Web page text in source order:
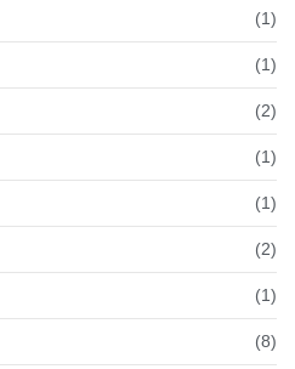
(1)
(1)
(2)
(1)
(1)
(2)
(1)
(8)